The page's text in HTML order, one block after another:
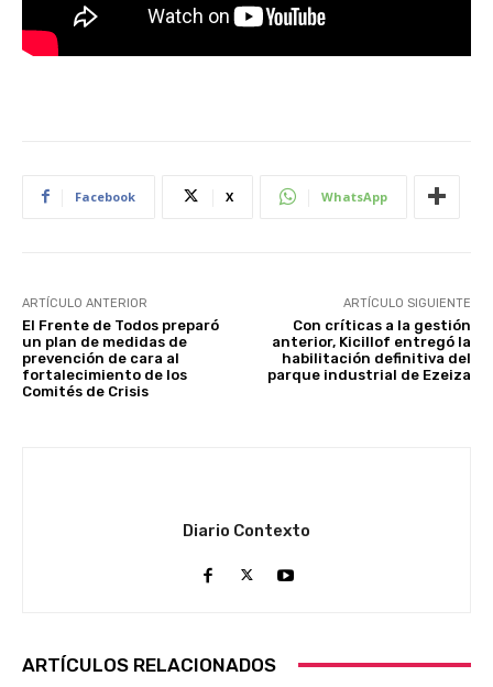
Facebook X WhatsApp
ARTÍCULO ANTERIOR
El Frente de Todos preparó
un plan de medidas de
prevención de cara al
fortalecimiento de los
Comités de Crisis
ARTÍCULO SIGUIENTE
Con críticas a la gestión
anterior, Kicillof entregó la
habilitación definitiva del
parque industrial de Ezeiza
Diario Contexto
ARTÍCULOS RELACIONADOS